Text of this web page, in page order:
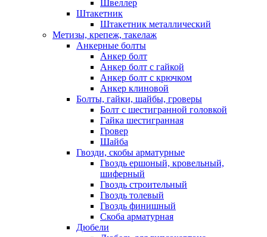
Швеллер
Штакетник
Штакетник металлический
Метизы, крепеж, такелаж
Анкерные болты
Анкер болт
Анкер болт с гайкой
Анкер болт с крючком
Анкер клиновой
Болты, гайки, шайбы, гроверы
Болт c шестигранной головкой
Гайка шестигранная
Гровер
Шайба
Гвозди, скобы арматурные
Гвоздь ершоный, кровельный,
шиферный
Гвоздь строительный
Гвоздь толевый
Гвоздь финишный
Скоба арматурная
Дюбели